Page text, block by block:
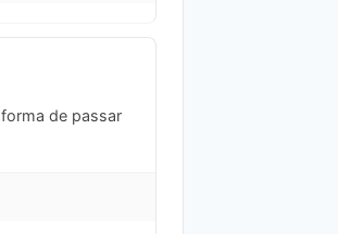
de passar